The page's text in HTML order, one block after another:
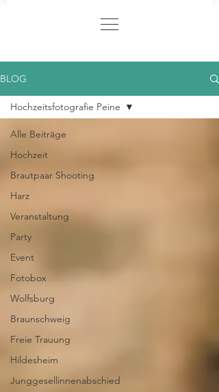
BLOG
Alle Beiträge
Hochzeit
Brautpaar Shooting
Harz
Veranstaltung
Party
Event
Fotobox
Wolfsburg
Braunschweig
Freie Trauung
Hildesheim
Junggesellinnenabschied
Hochzeitsfotografie Peine